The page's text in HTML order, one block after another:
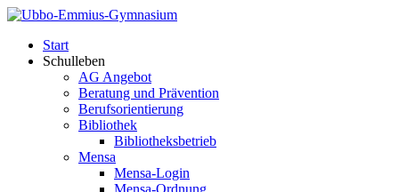
Start
Schulleben
AG Angebot
Beratung und Prävention
Berufsorientierung
Bibliothek
Bibliotheksbetrieb
Mensa
Mensa-Login
Mensa-Ordnung